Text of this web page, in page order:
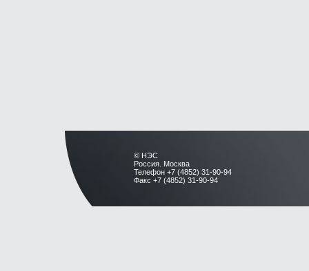
© НЭС
Россия. Москва
Телефон +7 (4852) 31-90-94
Факс +7 (4852) 31-90-94